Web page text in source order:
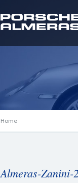
Home
Almeras-Zanini-